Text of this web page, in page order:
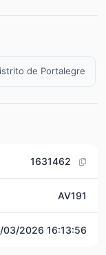
de Portalegre
1631462
AV191
03/2026 16:13:56